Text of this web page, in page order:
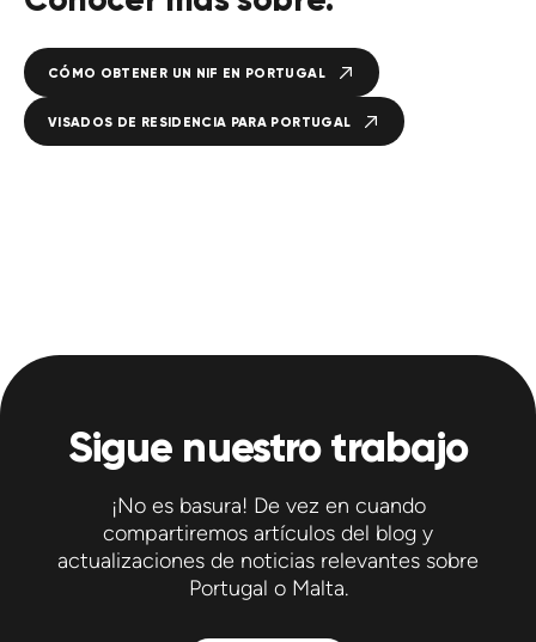
CÓMO OBTENER UN NIF EN PORTUGAL
VISADOS DE RESIDENCIA PARA PORTUGAL
Sigue nuestro trabajo
¡No es basura! De vez en cuando
compartiremos artículos del blog y
actualizaciones de noticias relevantes sobre
Portugal o Malta.